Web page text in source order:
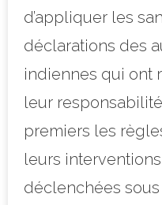
d’appliquer les
déclarations des
indiennes qui ont
leur
premiers les
leurs
déclenchées